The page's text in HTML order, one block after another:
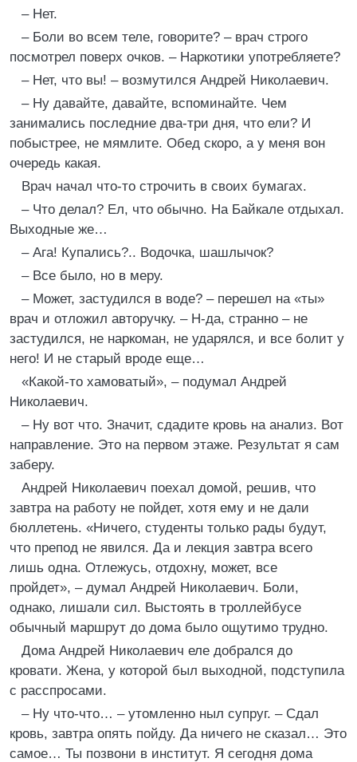
– Нет.
– Боли во всем теле, говорите? – врач строго
посмотрел поверх очков. – Наркотики употребляете?
– Нет, что вы! – возмутился Андрей Николаевич.
– Ну давайте, давайте, вспоминайте. Чем
занимались последние два-три дня, что ели? И
побыстрее, не мямлите. Обед скоро, а у меня вон
очередь какая.
Врач начал что-то строчить в своих бумагах.
– Что делал? Ел, что обычно. На Байкале отдыхал.
Выходные же…
– Ага! Купались?.. Водочка, шашлычок?
– Все было, но в меру.
– Может, застудился в воде? – перешел на «ты»
врач и отложил авторучку. – Н-да, странно – не
застудился, не наркоман, не ударялся, и все болит у
него! И не старый вроде еще…
«Какой-то хамоватый», – подумал Андрей
Николаевич.
– Ну вот что. Значит, сдадите кровь на анализ. Вот
направление. Это на первом этаже. Результат я сам
заберу.
Андрей Николаевич поехал домой, решив, что
завтра на работу не пойдет, хотя ему и не дали
бюллетень. «Ничего, студенты только рады будут,
что препод не явился. Да и лекция завтра всего
лишь одна. Отлежусь, отдохну, может, все
пройдет», – думал Андрей Николаевич. Боли,
однако, лишали сил. Выстоять в троллейбусе
обычный маршрут до дома было ощутимо трудно.
Дома Андрей Николаевич еле добрался до
кровати. Жена, у которой был выходной, подступила
с расспросами.
– Ну что-что… – утомленно ныл супруг. – Сдал
кровь, завтра опять пойду. Да ничего не сказал… Это
самое… Ты позвони в институт. Я сегодня дома